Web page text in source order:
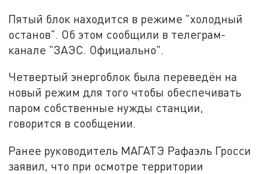
Пятый блок находится в режиме "холодный
останов". Об этом сообщили в телеграм-
канале "ЗАЭС. Официально".
Четвертый энергоблок была переведён на
новый режим для того чтобы обеспечивать
паром собственные нужды станции,
говорится в сообщении.
Ранее руководитель МАГАТЭ Рафаэль Гросси
заявил, что при осмотре территории